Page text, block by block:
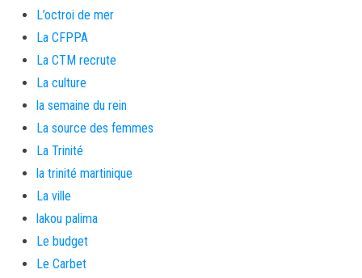
L’octroi de mer
La CFPPA
La CTM recrute
La culture
la semaine du rein
La source des femmes
La Trinité
la trinité martinique
La ville
lakou palima
Le budget
Le Carbet